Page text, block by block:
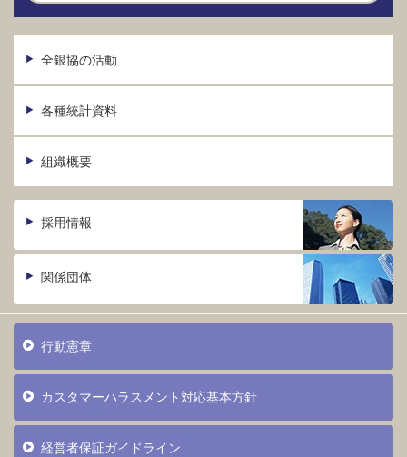
全銀協の活動
各種統計資料
組織概要
採用情報
関係団体
行動憲章
カスタマーハラスメント対応基本方針
経営者保証ガイドライン